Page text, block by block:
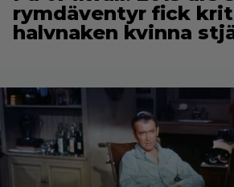
rymdäventyr fick
halvnaken kvinna